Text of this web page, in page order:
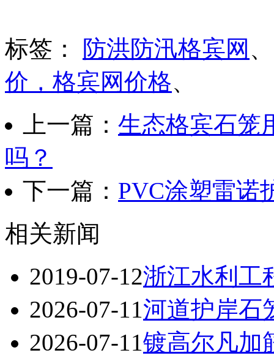
标签： 防洪防汛格宾网
价，格宾网价格、
上一篇： 生态格宾石笼
吗？
下一篇： PVC涂塑雷诺
相关新闻
2019-07-12浙江水利工
2026-07-11河道护岸石
2026-07-11镀高尔凡加